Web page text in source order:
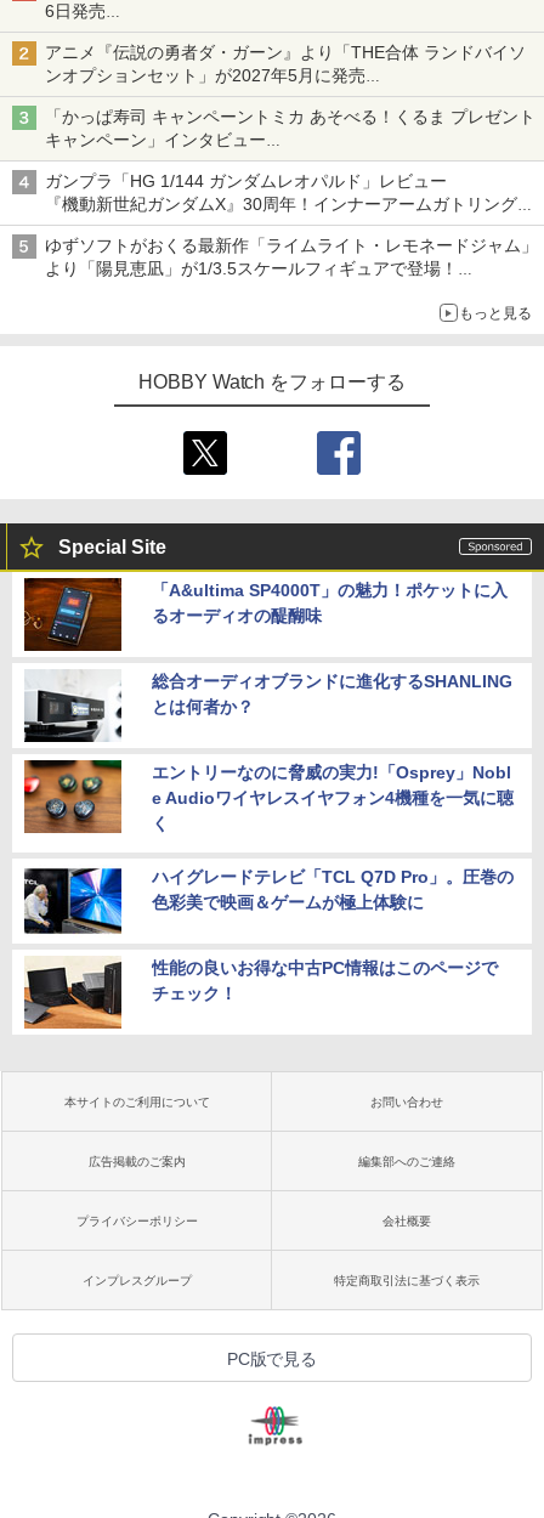
6日発売
チューバ、テナサクなど5種各3色
アニメ『伝説の勇者ダ・ガーン』より「THE合体 ランドバイソ
ンオプションセット」が2027年5月に発売
「THE合体ランドバイソン」と連動するオプションパーツセット
「かっぱ寿司 キャンペーントミカ あそべる！くるま プレゼント
キャンペーン」インタビュー
子どもが楽しめるかっぱ寿司ならではの体験とコラボの楽しさを
追求
ガンプラ「HG 1/144 ガンダムレオパルド」レビュー
『機動新世紀ガンダムX』30周年！インナーアームガトリングの
変形機構まで再現し最新フォーマットでキット化！
ゆずソフトがおくる最新作「ライムライト・レモネードジャム」
より「陽見恵凪」が1/3.5スケールフィギュアで登場！
もっと見る
HOBBY Watch をフォローする
Special Site
「A&ultima SP4000T」の魅力！ポケットに入
るオーディオの醍醐味
総合オーディオブランドに進化するSHANLING
とは何者か？
エントリーなのに脅威の実力!「Osprey」Nobl
e Audioワイヤレスイヤフォン4機種を一気に聴
く
ハイグレードテレビ「TCL Q7D Pro」。圧巻の
色彩美で映画＆ゲームが極上体験に
性能の良いお得な中古PC情報はこのページで
チェック！
本サイトのご利用について お問い合わせ
広告掲載のご案内 編集部へのご連絡
プライバシーポリシー 会社概要
インプレスグループ 特定商取引法に基づく表示
PC版で見る